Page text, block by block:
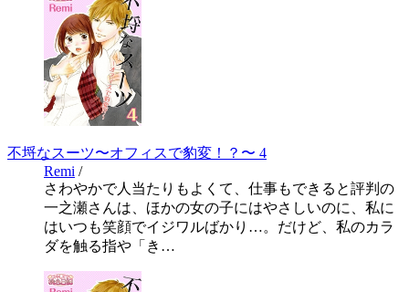
不埒なスーツ〜オフィスで豹変！？〜 4
Remi /
さわやかで人当たりもよくて、仕事もできると評判の
一之瀬さんは、ほかの女の子にはやさしいのに、私に
はいつも笑顔でイジワルばかり…。だけど、私のカラ
ダを触る指や「き…